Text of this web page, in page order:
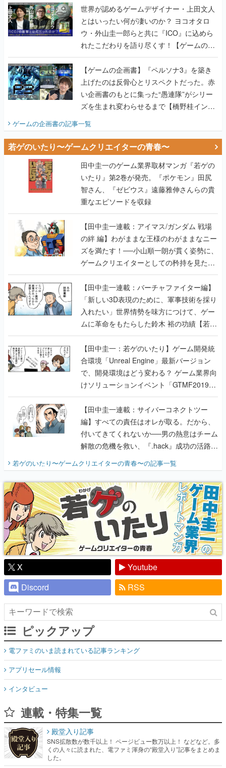
世界が認めるゲームデザイナー・上田文人
とはいったい何が凄いのか？ ヨコオタロ
ウ・外山圭一郎らと共に『ICO』に込めら
れたこだわりを語り尽くす！【ゲームの企
画書】
【ゲームの企画書】『ペルソナ3』を築き
上げたのは反骨心とリスペクトだった。赤
い企画書のもとに集った“愚連隊”がシリー
ズを生まれ変わらせるまで【橋野桂インタ
ゲームの企画書の記事一覧
若ゲのいたり〜ゲームクリエイターの青春〜
田中圭一のゲーム業界取材マンガ『若ゲの
いたり』第2巻が発売。『ポケモン』田尻
智さん、『ゼビウス』遠藤雅伸さんらの貴
重なエピソードを収録
【田中圭一連載：アイマス/ガンダム 戦場
の絆 編】わがままな王様のわがままなニー
ズを満たす！──小山順一朗が貫く姿勢に、
ゲームクリエイターとしての矜持を見た
【若ゲのいたり最終回】
【田中圭一連載：バーチャファイター編】
「新しい3D表現のために、軍事技術を採り
入れたい」世界情勢を味方につけて、ゲー
ムに革命をもたらした鈴木 裕の功績【若ゲ
のいたり】
【田中圭一：若ゲのいたり】ゲーム開発統
合環境「Unreal Engine」最新バージョン
で、開発環境はどう変わる？ ゲーム業界向
けソリューションイベント「GTMF2019」
に行って、より理解を深めよう【PR】
【田中圭一連載：サイバーコネクトツー
編】すべての責任はオレが取る。だから、
付いてきてくれないか──男の熱意はチーム
解散の危機を救い、『.hack』成功の活路を
『少年ジャンプ』色だった【若ゲのいた
り】
若ゲのいたり〜ゲームクリエイターの青春〜の記事一覧
X
Youtube
Discord
RSS
ピックアップ
電ファミのいま読まれている記事ランキング
アプリセール情報
インタビュー
連載・特集一覧
殿堂入り記事
SNS拡散数が数千以上！ ページビュー数万以上！ などなど。多
くの人々に読まれた、電ファミ渾身の“殿堂入り”記事をまとめま
した。